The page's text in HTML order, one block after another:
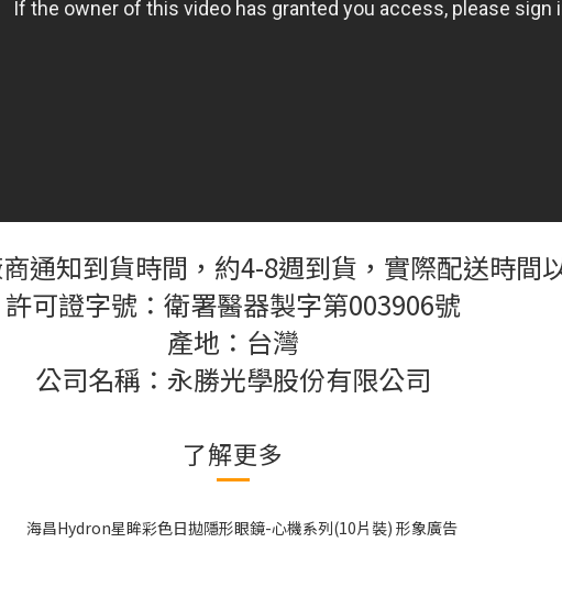
通知到貨時間，約4-8週到貨，實際配送時間
許可證字號：衛署醫器製字第003906號
產地：台灣
公司名稱：永勝光學股份有限公司
了解更多